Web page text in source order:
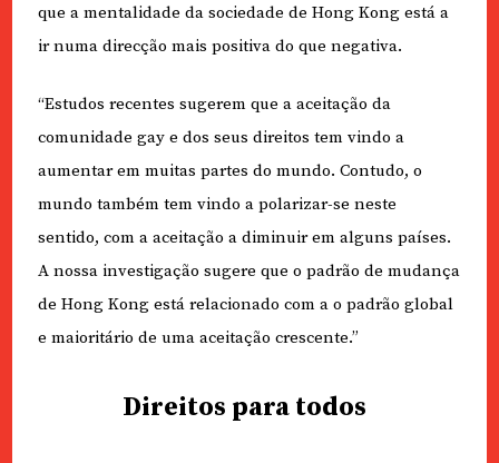
que a mentalidade da sociedade de Hong Kong está a
ir numa direcção mais positiva do que negativa.
“Estudos recentes sugerem que a aceitação da
comunidade gay e dos seus direitos tem vindo a
aumentar em muitas partes do mundo. Contudo, o
mundo também tem vindo a polarizar-se neste
sentido, com a aceitação a diminuir em alguns países.
A nossa investigação sugere que o padrão de mudança
de Hong Kong está relacionado com a o padrão global
e maioritário de uma aceitação crescente.”
Direitos para todos